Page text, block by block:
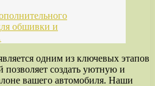
обшивки и
одним из ключевых этапов
позволяет создать уютную и
вашего автомобиля. Наши